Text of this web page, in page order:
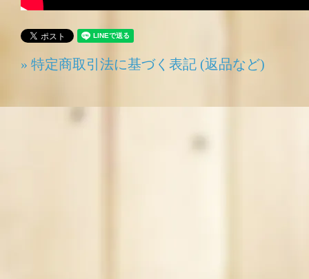
» 特定商取引法に基づく表記 (返品など)